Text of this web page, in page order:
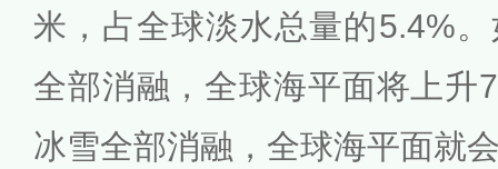
米，占全球淡水总量的5.4%
全部消融，全球海平面将上升
冰雪全部消融，全球海平面就